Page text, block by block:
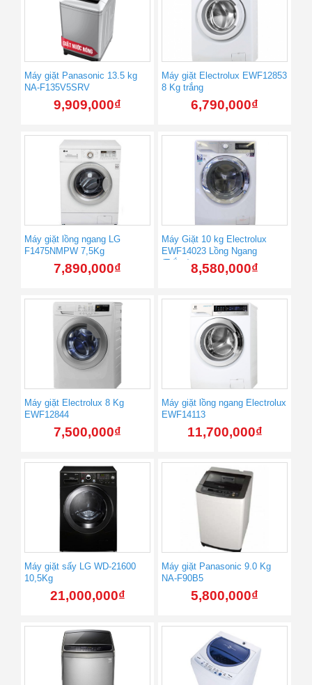
Máy giặt Panasonic 13.5 kg
NA-F135V5SRV
9,909,000₫
Máy giặt Electrolux EWF12853
8 Kg trắng
6,790,000₫
Máy giặt lồng ngang LG
F1475NMPW 7,5Kg
7,890,000₫
Máy Giặt 10 kg Electrolux
EWF14023 Lồng Ngang
(Trắng) 8,580,000₫
Máy giặt Electrolux 8 Kg
EWF12844
7,500,000₫
Máy giặt lồng ngang Electrolux
EWF14113
11,700,000₫
Máy giặt sấy LG WD-21600
10,5Kg
21,000,000₫
Máy giặt Panasonic 9.0 Kg
NA-F90B5
5,800,000₫